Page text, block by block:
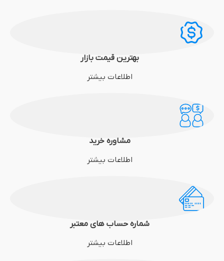
بهترین قیمت بازار
اطلاعات بیشتر
مشاوره خرید
اطلاعات بیشتر
شماره حساب های معتبر
اطلاعات بیشتر